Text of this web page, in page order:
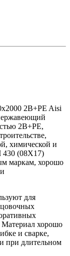
2B+PE Aisi
2B+PE,
химической и
430 (08Х17)
маркам, хорошо
для
Материал хорошо
и сварке,
при длительном